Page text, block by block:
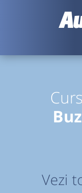
Vezi